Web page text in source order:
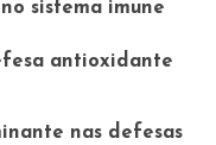
sistema imune
antioxidante
nas defesas